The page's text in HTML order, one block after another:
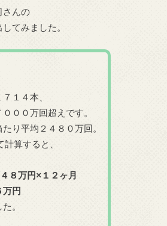
さんの
てみました。
１４本、
００万回超えです。
り平均２４８０万回。
算すると、
８万円×１２ヶ月
万円
。